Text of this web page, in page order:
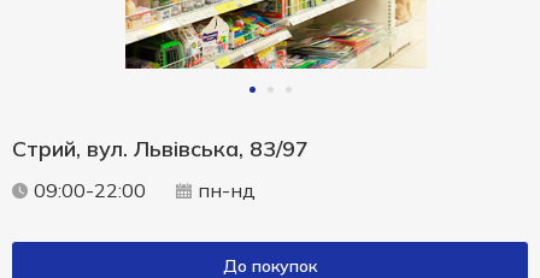
Стрий, вул. Львівська, 83/97
09:00-22:00 пн-нд
До покупок